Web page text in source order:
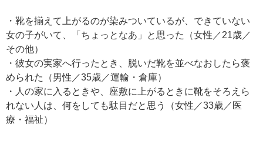
・靴を揃えて上がるのが染みついているが、できていない
女の子がいて、「ちょっとなあ」と思った（女性／21歳／
その他）
・彼女の実家へ行ったとき、脱いだ靴を並べなおしたら褒
められた（男性／35歳／運輸・倉庫）
・人の家に入るときや、座敷に上がるときに靴をそろえら
れない人は、何をしても駄目だと思う（女性／33歳／医
療・福祉）